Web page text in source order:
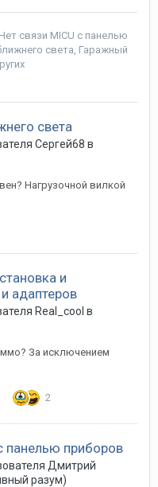
связи MICU с панелью
света Гаражный
света
Сергей68 в
Нагрузочной вилкой
и
адаптеров
Real_cool в
За исключением
2
панелью приборов
Дмитрий
разум)